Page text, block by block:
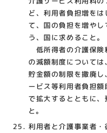
ど、利用者負担増を
て、国の負担を増や
う、国に求めること。
低所得者の介護保険
の減額制度について
貯金額の制限を撤廃
ービス等利用者負担
で拡大するとともに
と。
利用者と介護事業者